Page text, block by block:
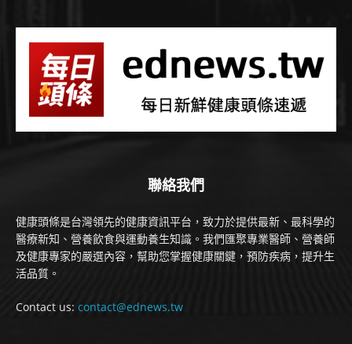
聯絡我們
健康頭條是台灣領先的健康資訊平台，致力於提供最新、最科學的
醫療新知、營養飲食與運動養生知識。我們匯聚專業醫師、營養師
及健康專家的嚴選內容，幫助您掌握健康關鍵，預防疾病，提升生
活品質。
Contact us: contact@ednews.tw